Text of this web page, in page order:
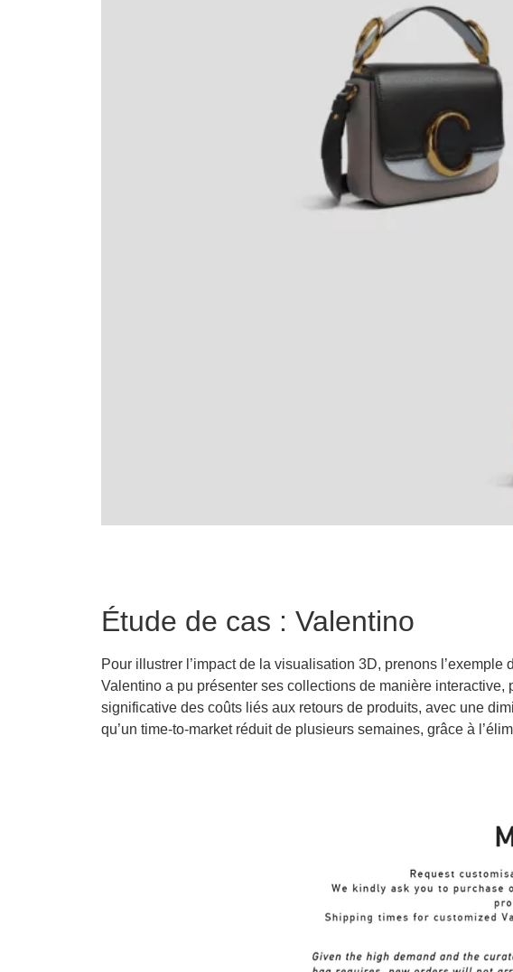
Étude de cas : Valentino
Pour illustrer l’impact de la visualisation 3D, prenons l’exemple
Valentino a pu présenter ses collections de manière
significative des coûts liés aux retours de produits, avec une
qu’un time-to-marketréduit de plusieurs semaines, grâce à